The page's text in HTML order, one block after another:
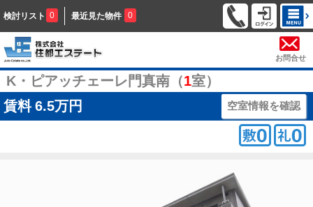
検討リスト 0 最近見た物件 0
お問合せ
K・ピアッチェーレ門真南（1室）
賃料 6.5万円 空室情報を確認